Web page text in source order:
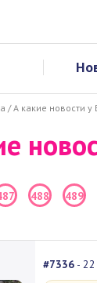
/А какие новости у
488 489
#7336 -